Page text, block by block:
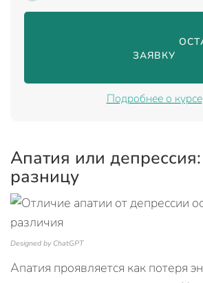
ЗАЯВКУ
Подробнее о курсе
Апатия или
разницу
Designed by ChatGPT
Апатия проявляется как потеря